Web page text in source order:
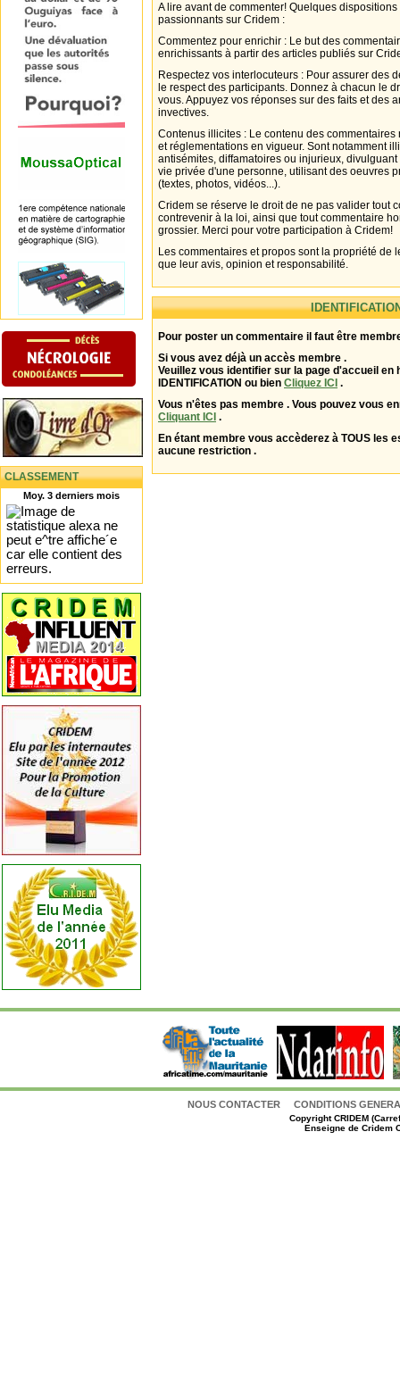
CLASSEMENT
Moy. 3 derniers mois
A lire avant de commenter! Quelques
passionnants sur Cridem :
Commentez pour enrichir : Le but des
enrichissants à partir des articles publiés sur
Respectez vos interlocuteurs : Pour assurer des
le respect des participants. Donnez à chacun le
vous. Appuyez vos réponses sur des faits et des
invectives.
Contenus illicites : Le contenu des
et réglementations en vigueur. Sont notamment
antisémites, diffamatoires ou injurieux,
vie privée d'une personne, utilisant des oeuvres
(textes, photos, vidéos...).
Cridem se réserve le droit de ne pas valider tout
contrevenir à la loi, ainsi que tout commentaire
grossier. Merci pour votre participation à Cridem!
Les commentaires et propos sont la propriété de
que leur avis, opinion et responsabilité.
Pour poster un commentaire il faut être
Si vous avez déjà un accès membre .
Veuillez vous identifier sur la page d'accueil en
IDENTIFICATION ou bien Cliquez ICI .
Vous n'êtes pas membre . Vous pouvez vous
Cliquant ICI .
En étant membre vous accèderez à TOUS les
aucune restriction .
NOUS CONTACTER CONDITIONS
CopyrightCRIDEM
Enseigne de Cridem